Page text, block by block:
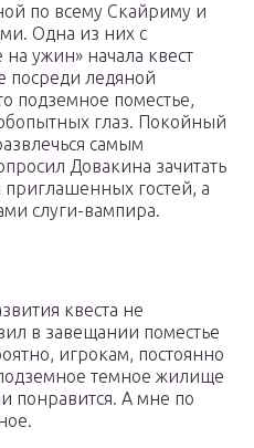
по всему Скайриму и
Одна из них с
ужин» начала квест
посреди ледяной
подземное поместье,
глаз. Покойный
самым
Довакина зачитать
гостей, а
слуги-вампира.
квеста не
в завещании поместье
игрокам, постоянно
темное жилище
понравится. А мне по